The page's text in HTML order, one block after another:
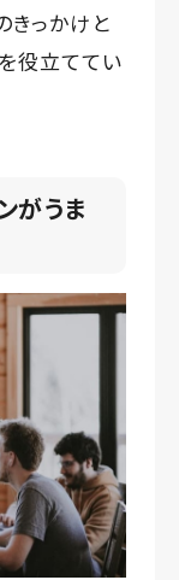
きっかけと
役立ててい
がうま